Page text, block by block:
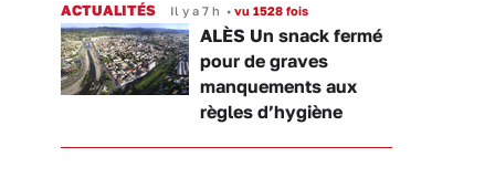
ACTUALITÉS Il y a 7 h • vu 1528 fois
ALÈS Un snack fermé
pour de graves
manquements aux
règles d’hygiène